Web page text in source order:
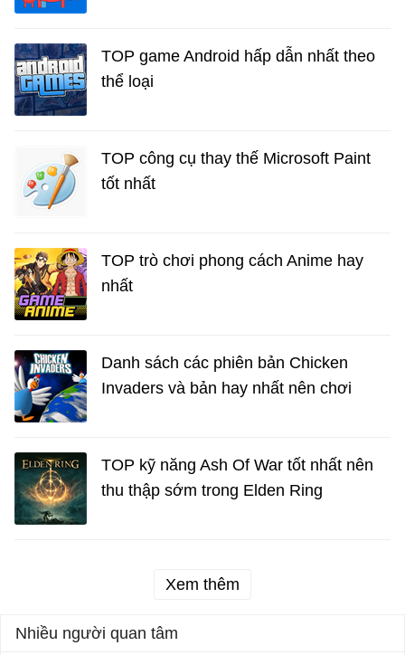
TOP game Android hấp dẫn nhất theo
thể loại
TOP công cụ thay thế Microsoft Paint
tốt nhất
TOP trò chơi phong cách Anime hay
nhất
Danh sách các phiên bản Chicken
Invaders và bản hay nhất nên chơi
TOP kỹ năng Ash Of War tốt nhất nên
thu thập sớm trong Elden Ring
Xem thêm
Nhiều người quan tâm